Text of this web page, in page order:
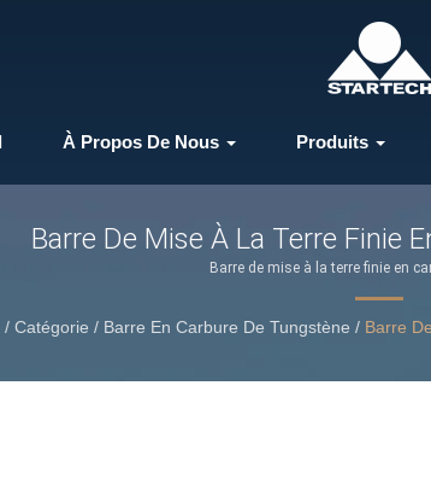
À Propos De Nous Produits
Barre De Mise À La Terre Finie
Barre de mise à la terre finie en
/ Catégorie / Barre En Carbure De Tungstène / Barre